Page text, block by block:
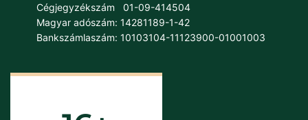
Cégjegyzékszám
01-09-414504
Magyar adószám: 14281189-1-42
Bankszámlaszám: 10103104-11123900-01001003